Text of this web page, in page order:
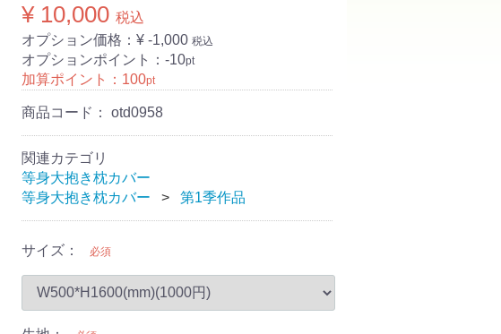
¥ 10,000 税込
オプション価格：¥ -1,000 税込
オプションポイント： -10pt
加算ポイント： 100pt
商品コード： otd0958
関連カテゴリ
等身大抱き枕カバー
等身大抱き枕カバー
第1季作品
サイズ： 必須